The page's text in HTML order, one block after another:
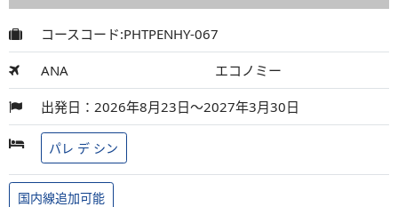
コースコード:PHTPENHY-067
ANA エコノミー
出発日：2026年8月23日～2027年3月30日
パレ デ シン
国内線追加可能